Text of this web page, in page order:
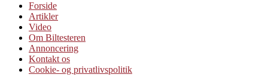
Forside
Artikler
Video
Om Biltesteren
Annoncering
Kontakt os
Cookie- og privatlivspolitik